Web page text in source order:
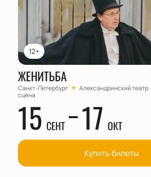
12+
ЖЕНИТЬБА
Санкт-Петербург Александринский театр
сцена
15 СЕНТ 17 ОКТ
Купить билеты